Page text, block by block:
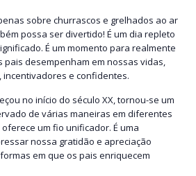
sobre churrascos e grelhados ao ar
possa ser divertido! É um dia repleto
É um momento para realmente
pais desempenham em nossas vidas,
incentivadores e confidentes.
no início do século XX, tornou-se um
de várias maneiras em diferentes
um fio unificador. É uma
nossa gratidão e apreciação
em que os pais enriquecem